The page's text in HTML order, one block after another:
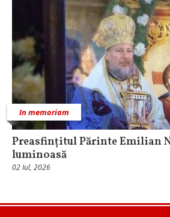
In memoriam
Preasfințitul Părinte Emilian
luminoasă
02 Iul, 2026